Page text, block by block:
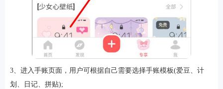
小游戏恋爱养成 沙盒模组 赛车竞速策略塔防
街机格斗
影音播放 游戏辅助 摄影美颜 办公商务 旅游出行金融理财
新闻阅读考试学习AI软件健康运动生活购物地图导航
3、进入手账页面，用户可根据自己需要选择手账模板(爱豆、计
划、日记、拼贴);